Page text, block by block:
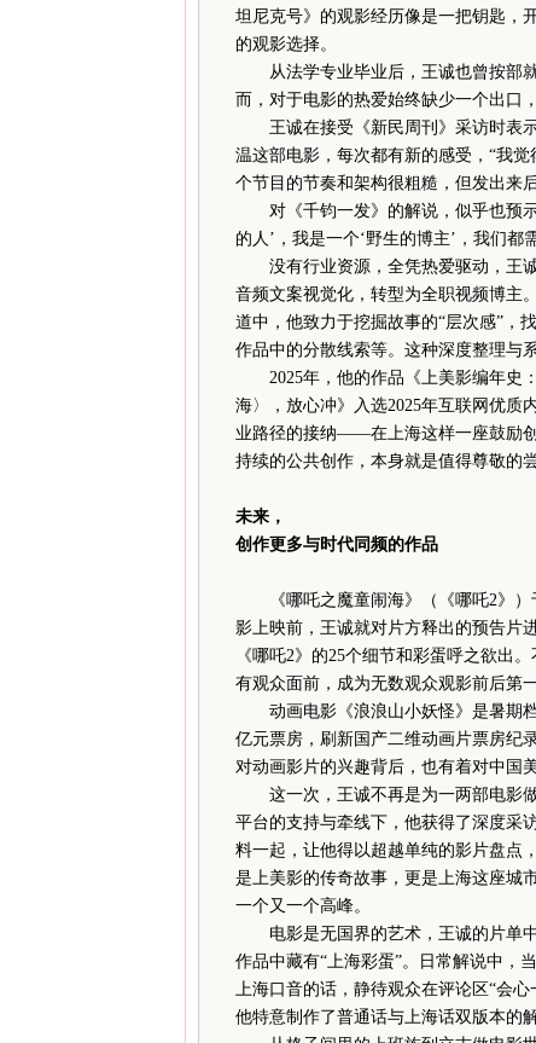
坦尼克号》的观影经历像是一把钥匙，
的观影选择。
从法学专业毕业后，王诚也曾按部就
而，对于电影的热爱始终缺少一个出口
王诚在接受《新民周刊》采访时表示
温这部电影，每次都有新的感受，“我
个节目的节奏和架构很粗糙，但发出来
对《千钧一发》的解说，似乎也预示
的人’，我是一个‘野生的博主’，我们都
没有行业资源，全凭热爱驱动，王诚
音频文案视觉化，转型为全职视频博主
道中，他致力于挖掘故事的“层次感”，
作品中的分散线索等。这种深度整理与
2025年，他的作品《上美影编年史：
海〉，放心冲》入选2025年互联网优质
业路径的接纳——在上海这样一座鼓励
持续的公共创作，本身就是值得尊敬的尝
未来，
创作更多与时代同频的作品
《哪吒之魔童闹海》（《哪吒2》）
影上映前，王诚就对片方释出的预告片
《哪吒2》的25个细节和彩蛋呼之欲出
有观众面前，成为无数观众观影前后第
动画电影《浪浪山小妖怪》是暑期档
亿元票房，刷新国产二维动画片票房纪
对动画影片的兴趣背后，也有着对中国
这一次，王诚不再是为一两部电影做
平台的支持与牵线下，他获得了深度采
料一起，让他得以超越单纯的影片盘点
是上美影的传奇故事，更是上海这座城
一个又一个高峰。
电影是无国界的艺术，王诚的片单中
作品中藏有“上海彩蛋”。日常解说中，
上海口音的话，静待观众在评论区“会
他特意制作了普通话与上海话双版本的解